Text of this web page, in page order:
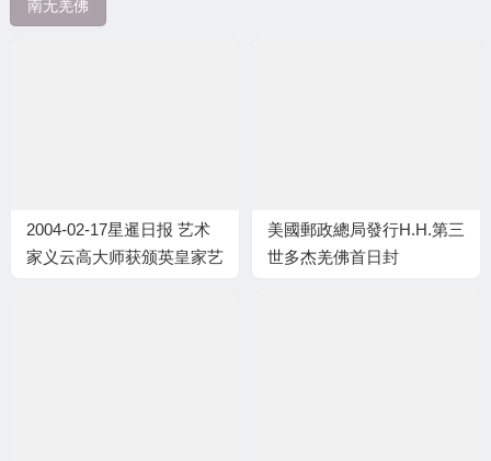
南无羌佛
2004-02-17星暹日报 艺术
家义云高大师获颁英皇家艺
美國郵政總局發行H.H.第三
世多杰羌佛首日封